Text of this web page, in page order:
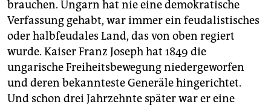
brauchen. Ungarn hat nie eine demokratische
Verfassung gehabt, war immer ein feudalistisches
oder halbfeudales Land, das von oben regiert
wurde. Kaiser Franz Joseph hat 1849 die
ungarische Freiheitsbewegung niedergeworfen
und deren bekannteste Generäle hingerichtet.
Und schon drei Jahrzehnte später war er eine